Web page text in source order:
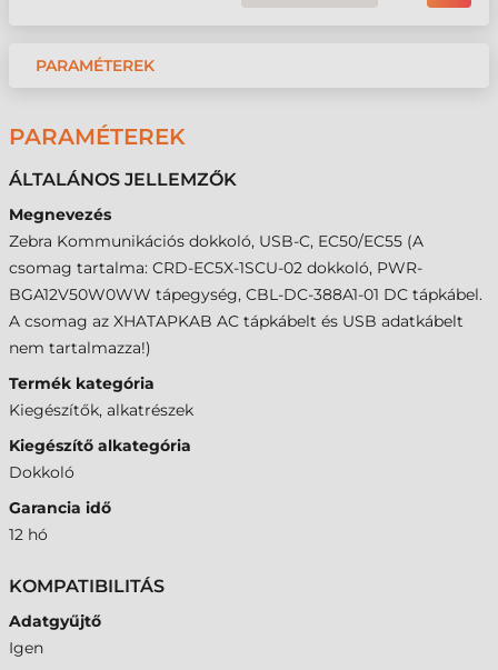
PARAMÉTEREK
PARAMÉTEREK
ÁLTALÁNOS JELLEMZŐK
Megnevezés
Zebra Kommunikációs dokkoló, USB-C, EC50/EC55 (A
csomag tartalma: CRD-EC5X-1SCU-02 dokkoló, PWR-
BGA12V50W0WW tápegység, CBL-DC-388A1-01 DC tápkábel.
A csomag az XHATAPKAB AC tápkábelt és USB adatkábelt
nem tartalmazza!)
Termék kategória
Kiegészítők, alkatrészek
Kiegészítő alkategória
Dokkoló
Garancia idő
12 hó
KOMPATIBILITÁS
Adatgyűjtő
Igen